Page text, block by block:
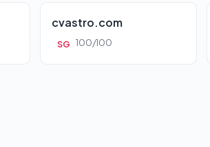
cvastro.com
SG 100/100